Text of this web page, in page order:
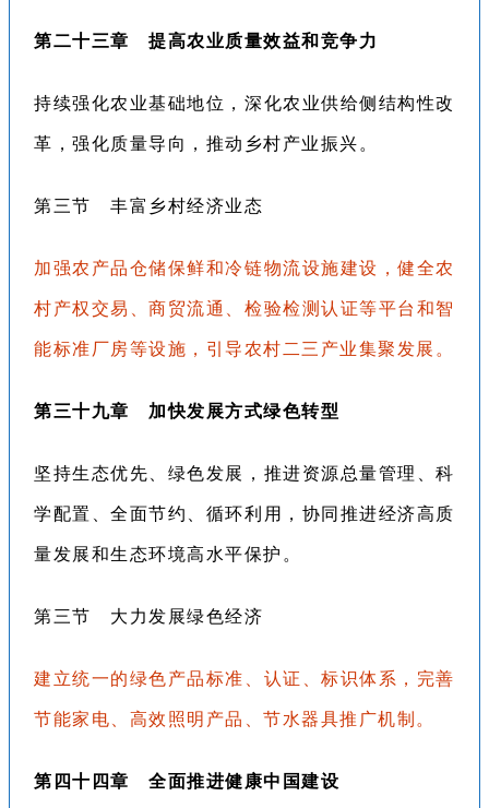
第二十三章 提高农业质量效益和竞争力
持续强化农业基础地位，深化农业供给侧结构性改
革，强化质量导向，推动乡村产业振兴。
第三节 丰富乡村经济业态
加强农产品仓储保鲜和冷链物流设施建设，健全农
村产权交易、商贸流通、检验检测认证等平台和智
能标准厂房等设施，引导农村二三产业集聚发展。
第三十九章 加快发展方式绿色转型
坚持生态优先、绿色发展，推进资源总量管理、科
学配置、全面节约、循环利用，协同推进经济高质
量发展和生态环境高水平保护。
第三节 大力发展绿色经济
建立统一的绿色产品标准、认证、标识体系，完善
节能家电、高效照明产品、节水器具推广机制。
第四十四章 全面推进健康中国建设